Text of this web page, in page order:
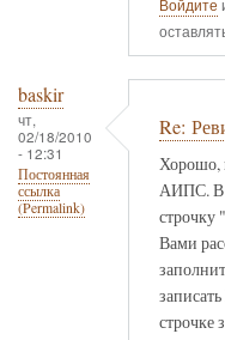
Войдите
baskir
чт,
02/18/2010
- 12:31
Постоянная
ссылка
(Permalink)
Re:
Хорошо,
АИПС. В
строчку
Вами
строчке